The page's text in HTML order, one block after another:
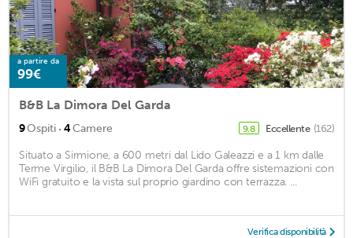
a partire da
99€
B&B La Dimora Del Garda
9Ospiti · 4Camere 9,8 Eccellente (162)
Situato a Sirmione, a 600 metri dal Lido Galeazzi e a 1 km dalle
Terme Virgilio, il B&B La Dimora Del Garda offre sistemazioni con
WiFi gratuito e la vista sul proprio giardino con terrazza. ...
Verifica disponibilità